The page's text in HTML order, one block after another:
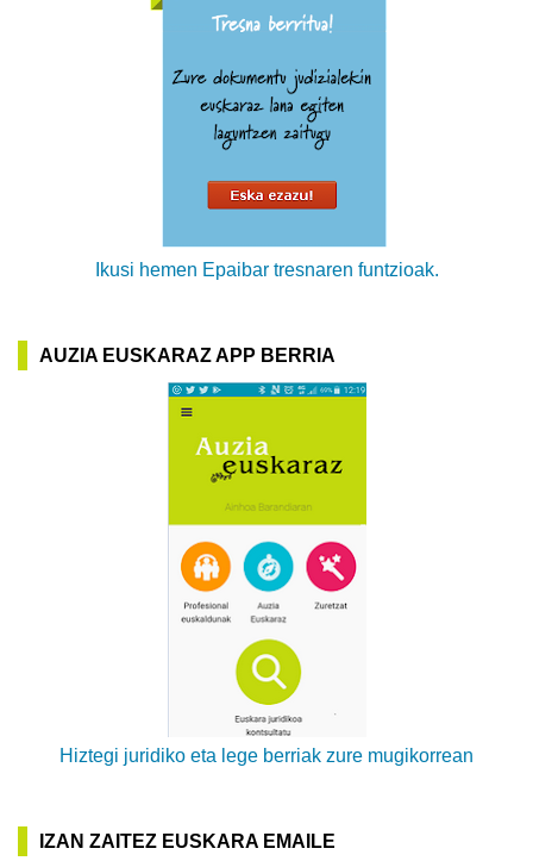
Ikusi hemen Epaibar tresnaren funtzioak.
AUZIA EUSKARAZ APP BERRIA
Hiztegi juridiko eta lege berriak zure mugikorrean
IZAN ZAITEZ EUSKARA EMAILE